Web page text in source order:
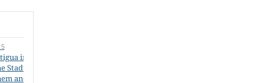
5
in Guatemala –
Stadt wie aus
anderen